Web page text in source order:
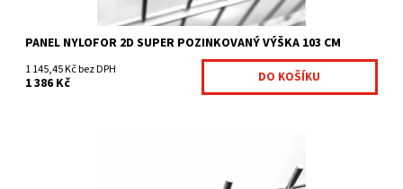
PANEL NYLOFOR 2D SUPER POZINKOVANÝ VÝŠKA 103 CM
1 145,45 Kč bez DPH
1 386 Kč
Svařované panely Nylofor 2D Super jsou: pevnější varianta
Nyloforu 2D průměr vertikálního drátu je 6 mm...